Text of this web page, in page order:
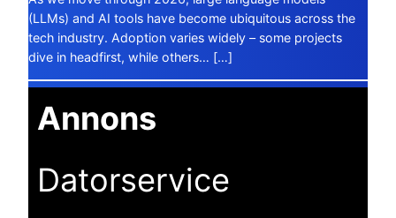
(LLMs) and AI tools have become ubiquitous across the
tech industry. Adoption varies widely – some projects
dive in headfirst, while others… […]
Annons
Datorservice